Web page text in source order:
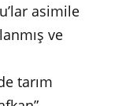
asimile
ve
tarım